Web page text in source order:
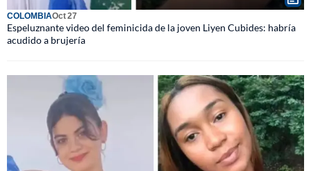
COLOMBIAOct 27
Espeluznante video del feminicida de la joven Liyen Cubides: habría
acudido a brujería